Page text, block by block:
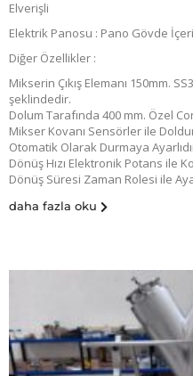
Elverişli
Elektrik Panosu : Pano Gövde
Diğer Özellikler :
Mikserin Çıkış Elemanı 150mm.
şeklindedir.
Dolum Tarafında 400 mm. Özel
Mikser Kovanı Sensörler ile
Otomatik Olarak Durmaya
Dönüş Hızı Elektronik Potans ile
Dönüş Süresi Zaman Rolesi ile
daha fazla oku